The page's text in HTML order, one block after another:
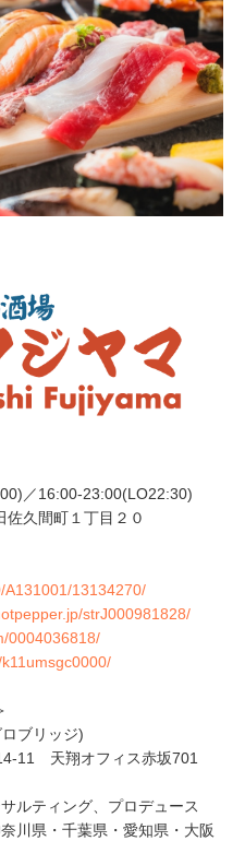
／16:00-23:00(LO22:30)
久間町１丁目２０
A131001/13134270/
strJ000981828/
0004036818/
ブリッジ)
11 天翔オフィス赤坂701
ルティング、プロデュース
川県・千葉県・愛知県・大阪